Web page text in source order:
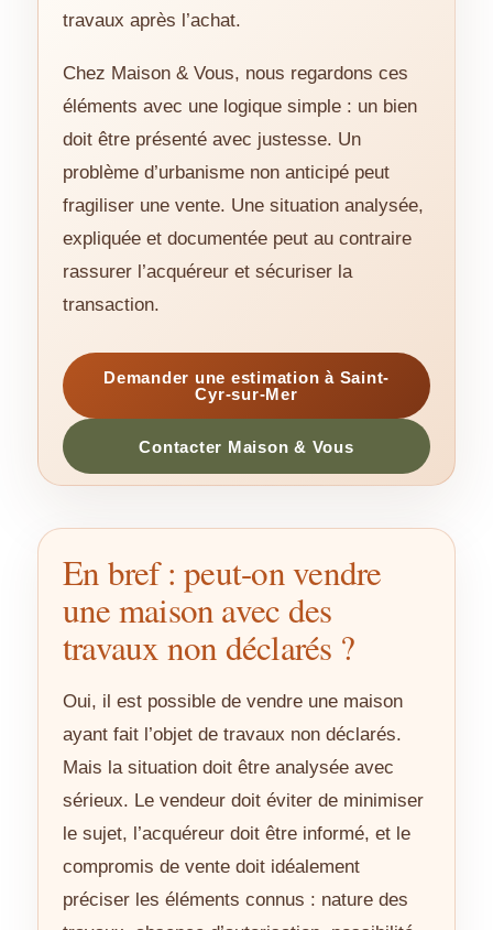
travaux après l’achat.
Chez Maison & Vous, nous regardons ces
éléments avec une logique simple : un bien
doit être présenté avec justesse. Un
problème d’urbanisme non anticipé peut
fragiliser une vente. Une situation analysée,
expliquée et documentée peut au contraire
rassurer l’acquéreur et sécuriser la
transaction.
Demander une estimation à Saint-
Cyr-sur-Mer
Contacter Maison & Vous
En bref : peut-on vendre
une maison avec des
travaux non déclarés ?
Oui, il est possible de vendre une maison
ayant fait l’objet de travaux non déclarés.
Mais la situation doit être analysée avec
sérieux. Le vendeur doit éviter de minimiser
le sujet, l’acquéreur doit être informé, et le
compromis de vente doit idéalement
préciser les éléments connus : nature des